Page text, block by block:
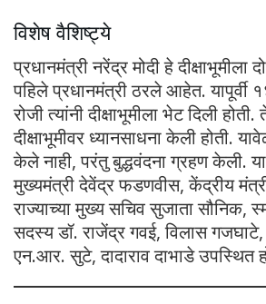
विशेष वैशिष्ट्ये
प्रधानमंत्री नरेंद्र मोदी हे दीक्षाभूमीला
पहिले प्रधानमंत्री ठरले आहेत. यापूर्वी
रोजी त्यांनी दीक्षाभूमीला भेट दिली होती.
दीक्षाभूमीवर ध्यानसाधना केली होती.
केले नाही, परंतु बुद्धवंदना ग्रहण केली.
मुख्यमंत्री देवेंद्र फडणवीस, केंद्रीय
राज्याच्या मुख्य सचिव सुजाता सौनिक,
सदस्य डॉ. राजेंद्र गवई, विलास
एन.आर. सुटे, दादाराव दाभाडे उपस्थित